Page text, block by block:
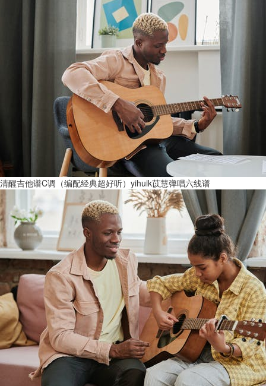
清醒吉他谱C调（编配经典超好听）yihuik苡慧弹唱六线谱